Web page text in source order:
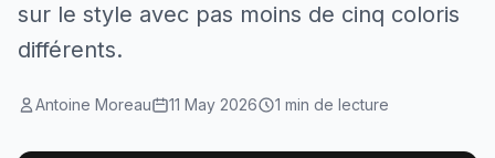
sur le style avec pas moins de cinq coloris
différents.
Antoine Moreau 11 May 2026 1 min de lecture